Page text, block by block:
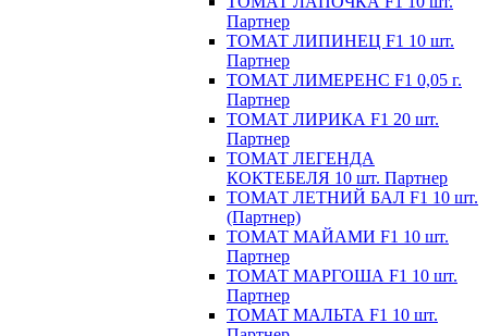
Партнер
ТОМАТ ЛИПИНЕЦ F1 10 шт.
Партнер
ТОМАТ ЛИМЕРЕНС F1 0,05 г.
Партнер
ТОМАТ ЛИРИКА F1 20 шт.
Партнер
ТОМАТ ЛЕГЕНДА
КОКТЕБЕЛЯ 10 шт. Партнер
ТОМАТ ЛЕТНИЙ БАЛ F1 10 шт.
(Партнер)
ТОМАТ МАЙАМИ F1 10 шт.
Партнер
ТОМАТ МАРГОША F1 10 шт.
Партнер
ТОМАТ МАЛЬТА F1 10 шт.